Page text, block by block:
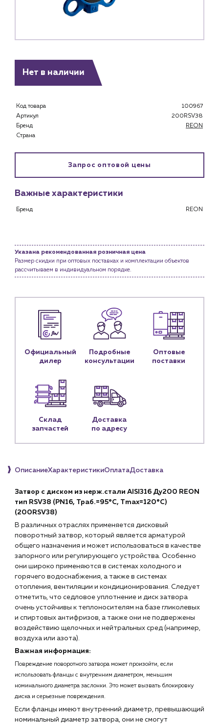
Водоснабжение и теплоснабжение
Сервис и обслуживание инженерных систем
Блог
Контакты
Наши партнёры
Чат-бот
sales@profpotok.ru
г. Краснодар, ул. Российская, 63
Нет в наличии
Код товара
100967
Артикул
200RSV38
Бренд
REON
Страна
Запрос оптовой цены
Важные характеристики
Бренд REON
Указана рекомендованная розничная цена
Размер скидки при оптовых поставках и комплектации объектов
рассчитываем в индивидуальном порядке.
Официальный
дилер
Подробные
консультации
Оптовые
поставки
Склад
запчастей
Доставка
по адресу
ОписаниеХарактеристикиОплатаДоставка
Затвор с диском из нерж.стали AISI316 Ду200 REON
тип RSV38 (PN16, Траб.=95°С, Тmax=120°С)
(200RSV38)
В различных отраслях применяется дисковый
поворотный затвор, который является арматурой
общего назначения и может использоваться в качестве
запорного или регулирующего устройства. Особенно
они широко применяются в системах холодного и
горячего водоснабжения, а также в системах
отопления, вентиляции и кондиционирования. Следует
отметить, что седловое уплотнение и диск затвора
очень устойчивы к теплоносителям на базе гликолевых
и спиртовых антифризов, а также они не подвержены
воздействию щелочных и нейтральных сред (например,
воздуха или азота).
Важная информация:
Повреждение поворотного затвора может произойти, если
использовать фланцы с внутренним диаметром, меньшим
номинального диаметра заслонки. Это может вызвать блокировку
диска и серьезные повреждения.
Если фланцы имеют внутренний диаметр, превышающий
номинальный диаметр затвора, они не смогут